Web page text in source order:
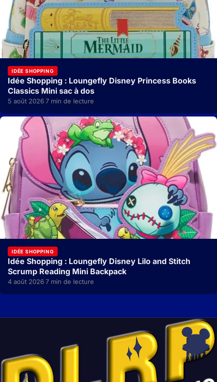
IDÉE SHOPPING
Idée Shopping : Loungefly Disney Princess Books
Classics Mini sac à dos
5 août 2026·7 min de lecture
IDÉE SHOPPING
Idée Shopping : Loungefly Disney Lilo and Stitch
Scrump Reading Mini Backpack
4 août 2026·7 min de lecture